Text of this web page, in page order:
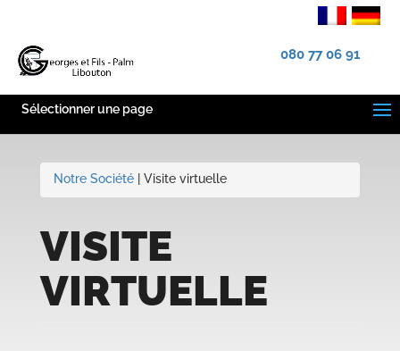
080 77 06 91
Sélectionner une page
Notre Société| Visite virtuelle
VISITE
VIRTUELLE